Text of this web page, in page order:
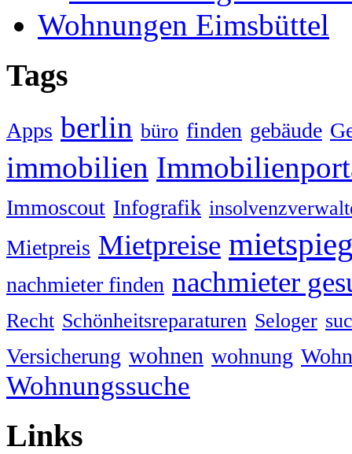
Wohnungen Eimsbüttel
Tags
Apps berlin büro finden gebäude
immobilien
Immoscout Infografik
Mietpreis Mietpreise
nachmieter finden nachmieter
Recht Schönheitsreparaturen Seloger
Versicherung wohnen wohnung
Wohnungssuche
Links